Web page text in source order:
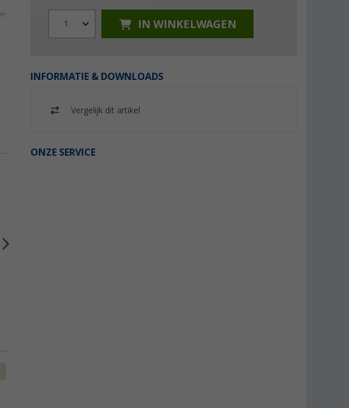
1 IN WINKELWAGEN
INFORMATIE & DOWNLOADS
Vergelijk dit artikel
ONZE SERVICE